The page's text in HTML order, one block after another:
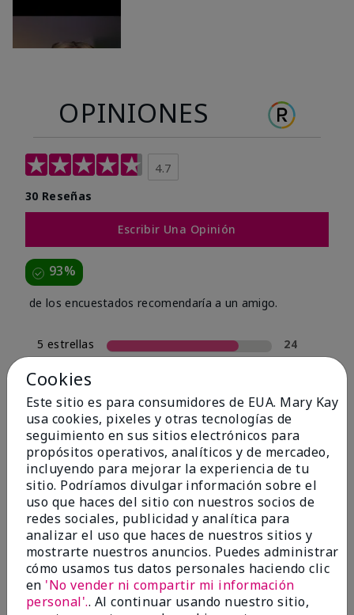
OPINIONES
4.7
30 Reseñas
Escribir Una Opinión
93%
de los encuestados recomendaría a un amigo.
5 estrellas
24
4 estrellas
3 estrellas
0
2 estrellas
2
1 estrella
0
Tipo De Piel
Filtrar
reseñas
por
Tipo
de
piel
Cookies
Este sitio es para consumidores de EUA. Mary Kay
usa cookies, pixeles y otras tecnologías de
seguimiento en sus sitios electrónicos para
propósitos operativos, analíticos y de mercadeo,
incluyendo para mejorar la experiencia de tu
sitio. Podríamos divulgar información sobre el
uso que haces del sitio con nuestros socios de
redes sociales, publicidad y analítica para
analizar el uso que haces de nuestros sitios y
mostrarte nuestros anuncios. Puedes administrar
cómo usamos tus datos personales haciendo clic
en 'No vender ni compartir mi información
personal'.. Al continuar usando nuestro sitio,